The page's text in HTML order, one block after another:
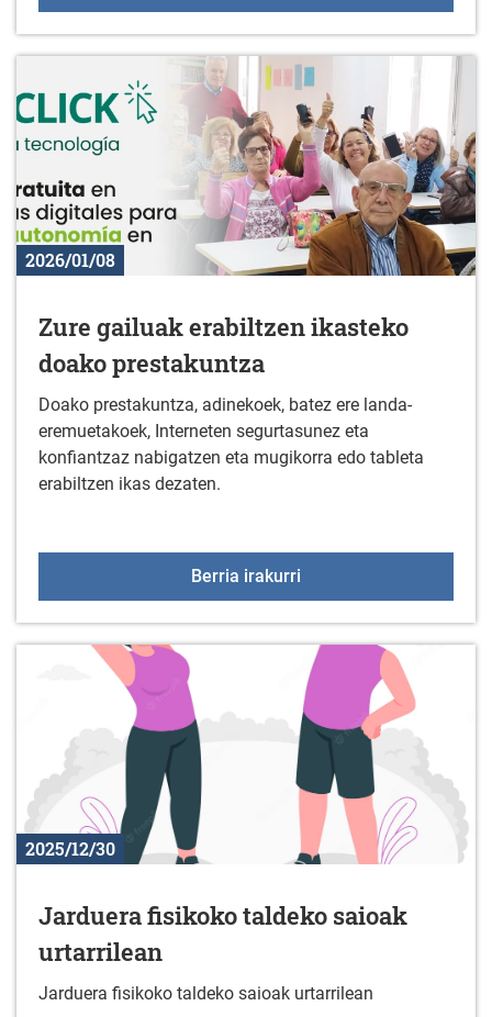
2026/01/08
Zure gailuak erabiltzen ikasteko
doako prestakuntza
Doako prestakuntza, adinekoek, batez ere landa-
eremuetakoek, Interneten segurtasunez eta
konfiantzaz nabigatzen eta mugikorra edo tableta
erabiltzen ikas dezaten.
Berria irakurri
2025/12/30
Jarduera fisikoko taldeko saioak
urtarrilean
Jarduera fisikoko taldeko saioak urtarrilean